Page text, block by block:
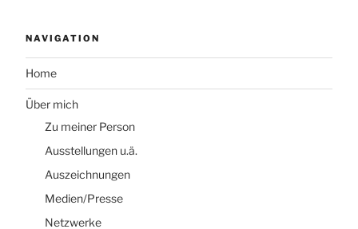
NAVIGATION
Home
Über mich
Zu meiner Person
Ausstellungen u.ä.
Auszeichnungen
Medien/Presse
Netzwerke